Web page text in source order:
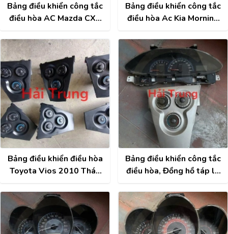
Bảng điều khiển công tắc
điều hòa AC Mazda CX5
Bảng điều khiển công tắc
điều hòa Ac Kia Morning
Bảng điều khiển điều hòa
Toyota Vios 2010 Tháo
Bảng điều khiển công tắc
điều hòa, Đồng hồ táp lô